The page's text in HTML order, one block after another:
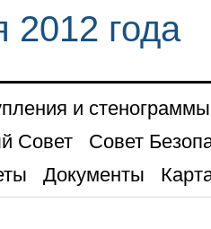
2012 года
и стенограммы
Совет
Совет
Документы